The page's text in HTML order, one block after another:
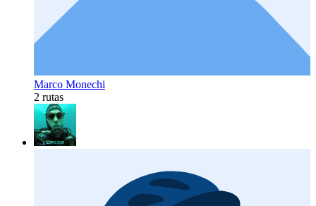
Marco Monechi
2 rutas